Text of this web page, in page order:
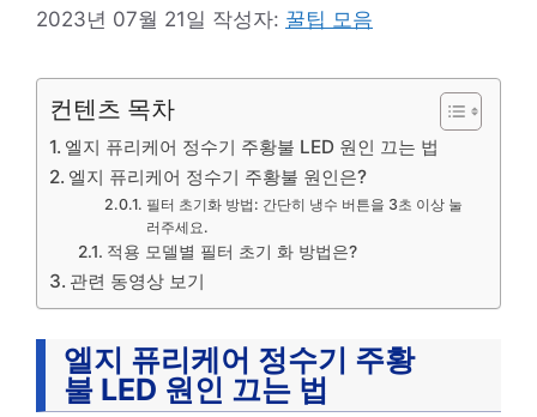
2023년 07월 21일 작성자: 꿀팁 모음
컨텐츠 목차
엘지 퓨리케어 정수기 주황불 LED 원인 끄는 법
엘지 퓨리케어 정수기 주황불 원인은?
필터 초기화 방법: 간단히 냉수 버튼을 3초 이상 눌
러주세요.
적용 모델별 필터 초기 화 방법은?
관련 동영상 보기
엘지 퓨리케어 정수기 주황
불 LED 원인 끄는 법